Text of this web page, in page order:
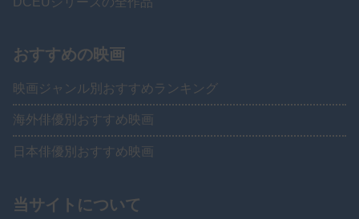
おすすめの映画
映画ジャンル別おすすめランキング
海外俳優別おすすめ映画
日本俳優別おすすめ映画
当サイトについて